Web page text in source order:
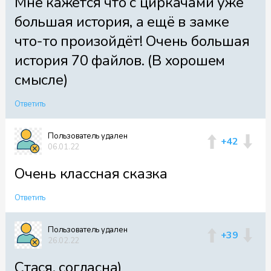
Файл 42
Файл 43
Файл 45
большая история, а ещё в замке
что-то произойдёт! Очень большая
история 70 файлов. (В хорошем
смысле)
Ответить
Пользователь удален
06.01.22
+42
Очень классная сказка
Ответить
Пользователь удален
26.02.22
+39